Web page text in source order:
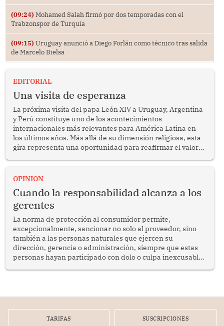
(09:24) Mohamed Salah firmó por dos temporadas con el
Trabzonspor de Turquía
(09:15) Uruguay anunció a Diego Forlán como técnico tras salida
de Marcelo Bielsa
EDITORIAL
Una visita de esperanza
La próxima visita del papa León XIV a Uruguay, Argentina
y Perú constituye uno de los acontecimientos
internacionales más relevantes para América Latina en
los últimos años. Más allá de su dimensión religiosa, esta
gira representa una oportunidad para reafirmar el valor
enfrenta desafíos en materia de desarrollo, cohesión
OPINION
Cuando la responsabilidad alcanza a los
gerentes
La norma de protección al consumidor permite,
excepcionalmente, sancionar no solo al proveedor, sino
también a las personas naturales que ejercen su
dirección, gerencia o administración, siempre que estas
personas hayan participado con dolo o culpa inexcusable
por la frustrada realización de un meet and greet con
TARIFAS SUSCRIPCIONES